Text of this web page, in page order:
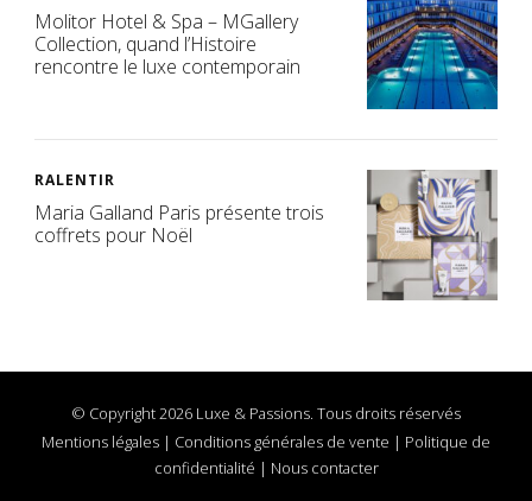
Molitor Hotel & Spa – MGallery
Collection, quand l’Histoire
rencontre le luxe contemporain
RALENTIR
Maria Galland Paris présente trois
coffrets pour Noël
© Copyright 2026 Luxe & Passions. Tous droits réservés
Mentions légales | Conditions générales de vente | Politique de
confidentialité | Nous contacter